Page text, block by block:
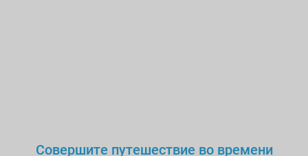
Совершите путешествие во времени